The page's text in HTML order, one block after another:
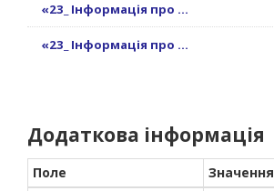
«23_ Інформація про ...
«23_ Інформація про ...
Додаткова інформація
Поле
Значення